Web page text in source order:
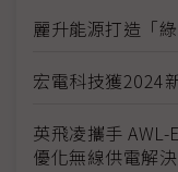
麗升能源打造「
宏電科技獲2024
英飛凌攜手
優化無線供電解